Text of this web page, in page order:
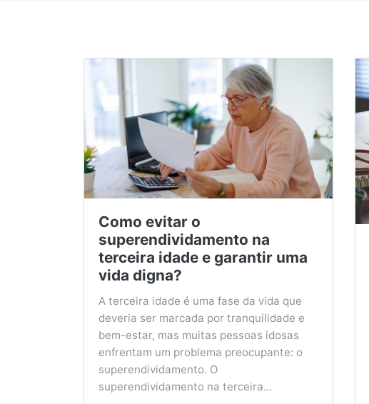
Como evitar o
superendividamento na
terceira idade e garantir uma
vida digna?
A terceira idade é uma fase da vida que
deveria ser marcada por tranquilidade e
bem-estar, mas muitas pessoas idosas
enfrentam um problema preocupante: o
superendividamento. O
superendividamento na terceira...